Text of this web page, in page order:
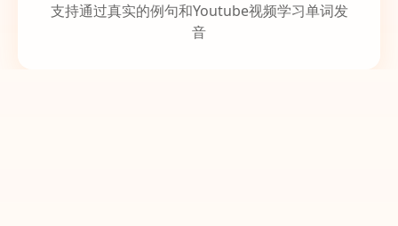
支持通过真实的例句和Youtube视频学习单词发
音